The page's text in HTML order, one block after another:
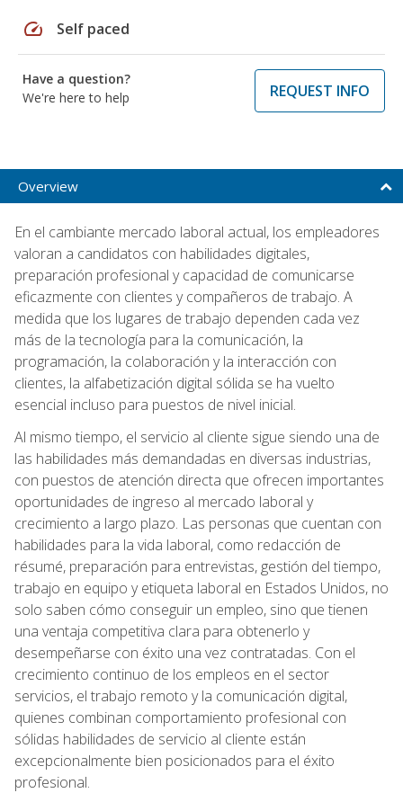
speed Self paced
Have a question?
We're here to help
REQUEST INFO
Overview
En el cambiante mercado laboral actual, los empleadores
valoran a candidatos con habilidades digitales,
preparación profesional y capacidad de comunicarse
eficazmente con clientes y compañeros de trabajo. A
medida que los lugares de trabajo dependen cada vez
más de la tecnología para la comunicación, la
programación, la colaboración y la interacción con
clientes, la alfabetización digital sólida se ha vuelto
esencial incluso para puestos de nivel inicial.
Al mismo tiempo, el servicio al cliente sigue siendo una de
las habilidades más demandadas en diversas industrias,
con puestos de atención directa que ofrecen importantes
oportunidades de ingreso al mercado laboral y
crecimiento a largo plazo. Las personas que cuentan con
habilidades para la vida laboral, como redacción de
résumé, preparación para entrevistas, gestión del tiempo,
trabajo en equipo y etiqueta laboral en Estados Unidos, no
solo saben cómo conseguir un empleo, sino que tienen
una ventaja competitiva clara para obtenerlo y
desempeñarse con éxito una vez contratadas. Con el
crecimiento continuo de los empleos en el sector
servicios, el trabajo remoto y la comunicación digital,
quienes combinan comportamiento profesional con
sólidas habilidades de servicio al cliente están
excepcionalmente bien posicionados para el éxito
profesional.